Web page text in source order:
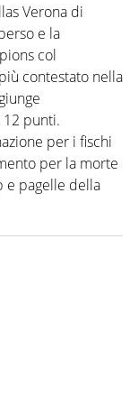
Verona di
e la
col
contestato nella
12 punti.
per i fischi
per la morte
e pagelle della